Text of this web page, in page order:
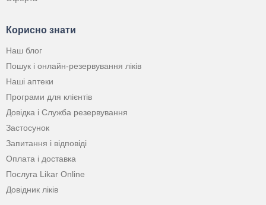
Корисно знати
Наш блог
Пошук і онлайн-резервування ліків
Наші аптеки
Програми для клієнтів
Довідка і Служба резервування
Застосунок
Запитання і відповіді
Оплата і доставка
Послуга Likar Online
Довідник ліків